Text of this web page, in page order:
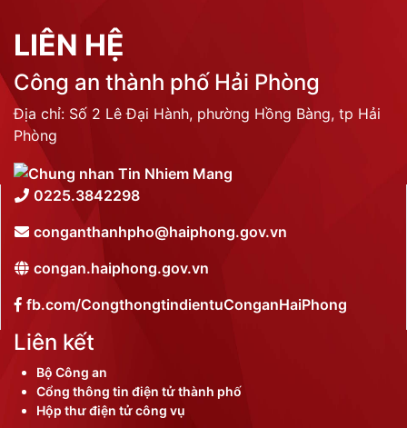
LIÊN HỆ
Công an thành phố Hải Phòng
Địa chỉ: Số 2 Lê Đại Hành, phường Hồng Bàng, tp Hải
Phòng
0225.3842298
conganthanhpho@haiphong.gov.vn
congan.haiphong.gov.vn
fb.com/CongthongtindientuConganHaiPhong
Liên kết
Bộ Công an
Cổng thông tin điện tử thành phố
Hộp thư điện tử công vụ